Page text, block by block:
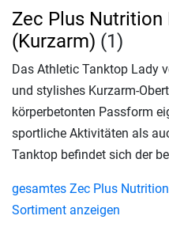
Zec Plus Nutrition
(Kurzarm) (1)
Das Athletic Tanktop Lady
und stylishes Kurzarm-
körperbetonten Passform
sportliche Aktivitäten als
Tanktop befindet sich der
gesamtes Zec Plus
Sortiment anzeigen